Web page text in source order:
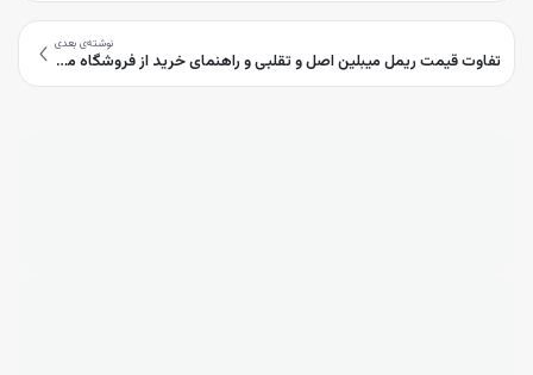
نوشته‌ی بعدی
تفاوت قیمت ریمل میبلین اصل و تقلبی و راهنمای خرید از فروشگاه معتبر